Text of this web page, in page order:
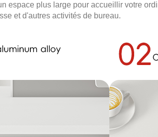
espace plus large pour accueillir votre
et d'autres activités de bureau.